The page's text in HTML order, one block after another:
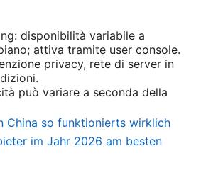
disponibilità variabile a
attiva tramite user console.
privacy, rete di server in
può variare a seconda della
China so funktionierts wirklich
im Jahr 2026 am besten